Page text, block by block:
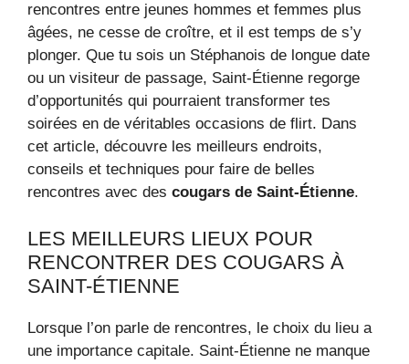
rencontres entre jeunes hommes et femmes plus
âgées, ne cesse de croître, et il est temps de s’y
plonger. Que tu sois un Stéphanois de longue date
ou un visiteur de passage, Saint-Étienne regorge
d’opportunités qui pourraient transformer tes
soirées en de véritables occasions de flirt. Dans
cet article, découvre les meilleurs endroits,
conseils et techniques pour faire de belles
rencontres avec des cougars de Saint-Étienne.
LES MEILLEURS LIEUX POUR
RENCONTRER DES COUGARS À
SAINT-ÉTIENNE
Lorsque l’on parle de rencontres, le choix du lieu a
une importance capitale. Saint-Étienne ne manque